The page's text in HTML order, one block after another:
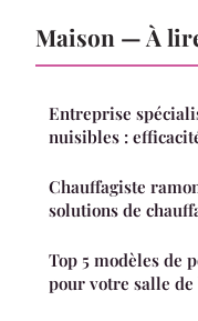
Maison — À
Entreprise
nuisibles :
Chauffagiste
solutions de
Top 5 modèles de
pour votre salle de